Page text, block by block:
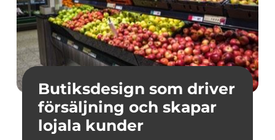
Butiksdesign som driver
försäljning och skapar
lojala kunder